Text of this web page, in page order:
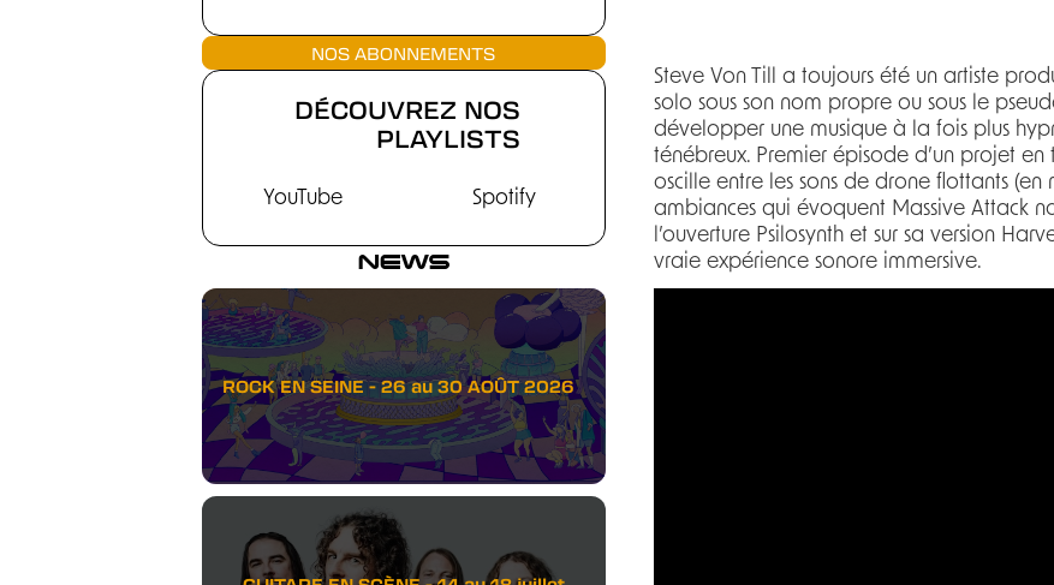
NOS ABONNEMENTS
DÉCOUVREZ NOS
PLAYLISTS
YouTube Spotify
NEWS
ROCK EN SEINE - 26 au 30 AOÛT 2026
Steve Von Till a toujours été un artiste
solo sous son nom propre ou sous le
développer une musique à la fois plus
ténébreux. Premier épisode d’un projet en
oscille entre les sons de drone flottants
ambiances qui évoquent Massive Attack
l’ouverture Psilosynth et sur sa version
vraie expérience sonore immersive.